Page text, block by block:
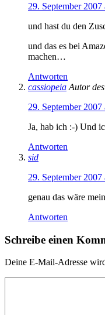
29. September 2007
und hast du den
und das es bei
machen…
Antworten
cassiopeia Autor
29. September 2007
Ja, hab ich :-) Und
Antworten
sid
29. September 2007
genau das wäre
Antworten
Schreibe einen
Deine E-Mail-Adresse